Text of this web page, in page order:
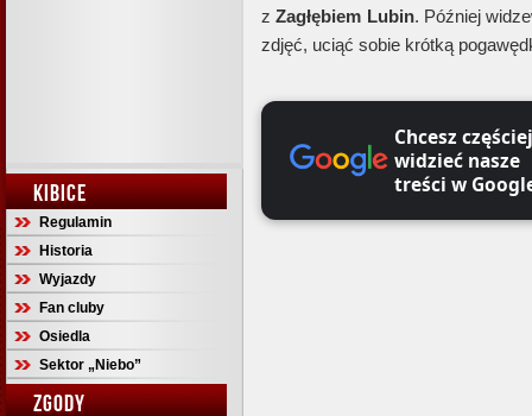
KIBICE
Regulamin
Historia
Wyjazdy
Fan cluby
Osiedla
Sektor „Niebo”
ZGODY
zZagłębiem Lubin. Później
zdjęć, uciąć sobie krótką
Chcesz częściej
widzieć nasze
treści w